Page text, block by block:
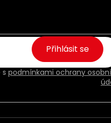
podmínkami ochrany
Přihlásit se